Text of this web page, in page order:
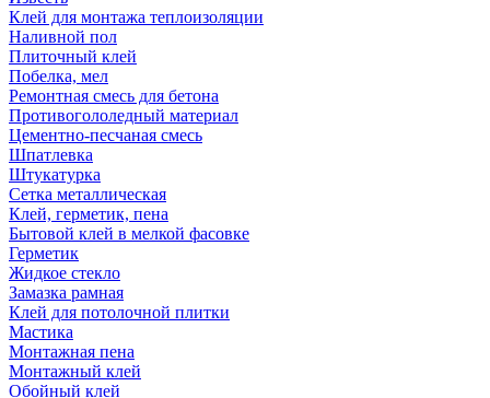
Клей для монтажа теплоизоляции
Наливной пол
Плиточный клей
Побелка, мел
Ремонтная смесь для бетона
Противогололедный материал
Цементно-песчаная смесь
Шпатлевка
Штукатурка
Сетка металлическая
Клей, герметик, пена
Бытовой клей в мелкой фасовке
Герметик
Жидкое стекло
Замазка рамная
Клей для потолочной плитки
Мастика
Монтажная пена
Монтажный клей
Обойный клей